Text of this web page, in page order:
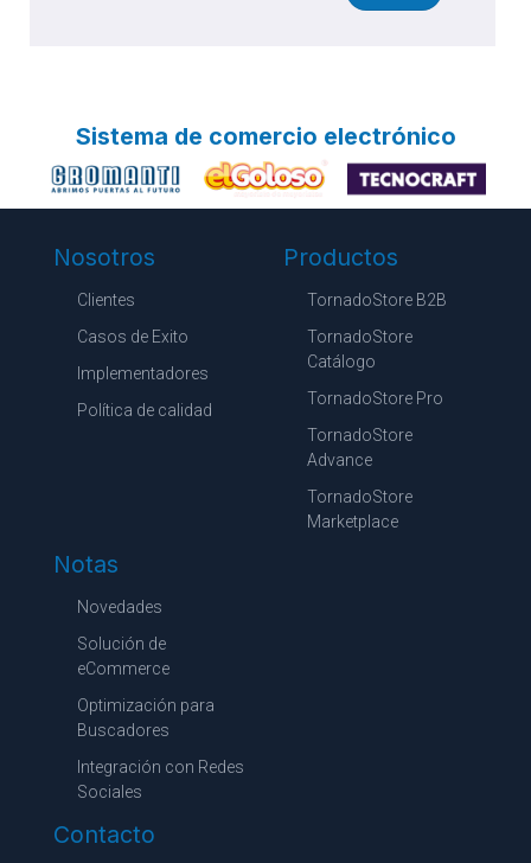
Sistema de comercio electrónico
Nosotros
Clientes
Casos de Exito
Implementadores
Política de calidad
Productos
TornadoStore B2B
TornadoStore
Catálogo
TornadoStore Pro
TornadoStore
Advance
TornadoStore
Marketplace
Notas
Novedades
Solución de
eCommerce
Optimización para
Buscadores
Integración con Redes
Sociales
Contacto